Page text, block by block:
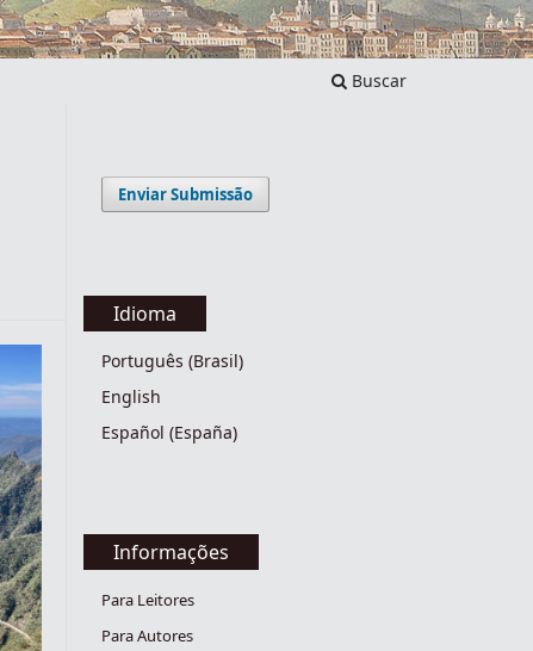
Buscar
Enviar Submissão
Idioma
Português (Brasil)
English
Español (España)
Informações
Para Leitores
Para Autores